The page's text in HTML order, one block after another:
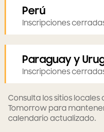
Perú
Inscripciones
Paraguay y
Inscripciones
Consulta los sitios
Tomorrow para
calendario actualizado.